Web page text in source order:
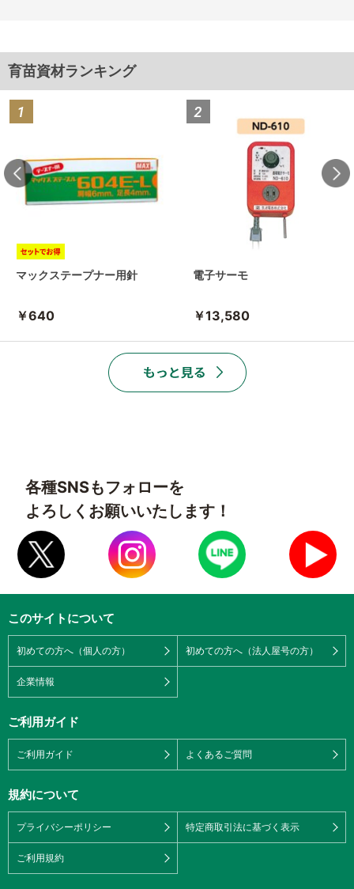
育苗資材ランキング
マックステープナー用針
￥640
電子サーモ
￥13,580
各種SNSもフォローを
よろしくお願いいたします！
このサイトについて
初めての方へ（個人の方） 初めての方へ（法人屋号の方）
企業情報
ご利用ガイド
ご利用ガイド よくあるご質問
規約について
プライバシーポリシー 特定商取引法に基づく表示
ご利用規約